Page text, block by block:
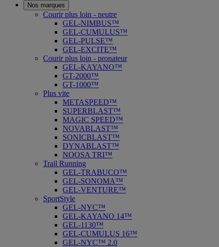
Nos marques
Courir plus loin - neutre
GEL-NIMBUS™
GEL-CUMULUS™
GEL-PULSE™
GEL-EXCITE™
Courir plus loin - pronateur
GEL-KAYANO™
GT-2000™
GT-1000™
Plus vite
METASPEED™
SUPERBLAST™
MAGIC SPEED™
NOVABLAST™
SONICBLAST™
DYNABLAST™
NOOSA TRI™
Trail Running
GEL-TRABUCO™
GEL-SONOMA™
GEL-VENTURE™
SportStyle
GEL-NYC™
GEL-KAYANO 14™
GEL-1130™
GEL-CUMULUS 16™
GEL-NYC™ 2.0